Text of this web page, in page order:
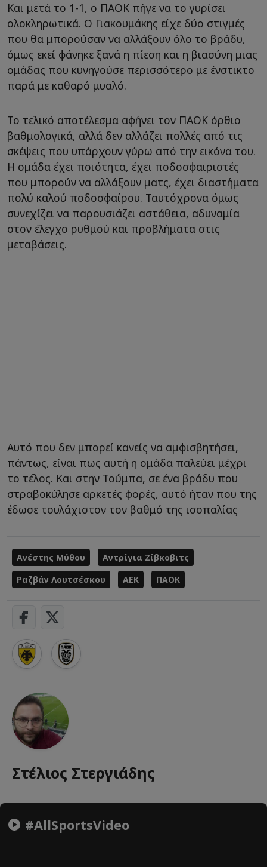
Και μετά το 1-1, ο ΠΑΟΚ πήγε να το γυρίσει
ολοκληρωτικά. Ο Γιακουμάκης είχε δύο στιγμές
που θα μπορούσαν να αλλάξουν όλο το βράδυ,
όμως εκεί φάνηκε ξανά η πίεση και η βιασύνη μιας
ομάδας που κυνηγούσε περισσότερο με ένστικτο
παρά με καθαρό μυαλό.
Το τελικό αποτέλεσμα αφήνει τον ΠΑΟΚ όρθιο
βαθμολογικά, αλλά δεν αλλάζει πολλές από τις
σκέψεις που υπάρχουν γύρω από την εικόνα του.
Η ομάδα έχει ποιότητα, έχει ποδοσφαιριστές
που μπορούν να αλλάξουν ματς, έχει διαστήματα
πολύ καλού ποδοσφαίρου. Ταυτόχρονα όμως
συνεχίζει να παρουσιάζει αστάθεια, αδυναμία
στον έλεγχο ρυθμού και προβλήματα στις
μεταβάσεις.
Αυτό που δεν μπορεί κανείς να αμφισβητήσει,
πάντως, είναι πως αυτή η ομάδα παλεύει μέχρι
το τέλος. Και στην Τούμπα, σε ένα βράδυ που
στραβοκύλησε αρκετές φορές, αυτό ήταν που της
έδωσε τουλάχιστον τον βαθμό της ισοπαλίας
Ανέστης Μύθου
Αντρίγια Ζίβκοβιτς
Ραζβάν Λουτσέσκου
ΑΕΚ ΠΑΟΚ
Στέλιος Στεργιάδης
#AllSportsVideo